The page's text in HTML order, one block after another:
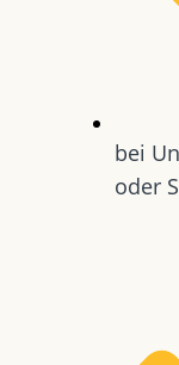
bei
oder